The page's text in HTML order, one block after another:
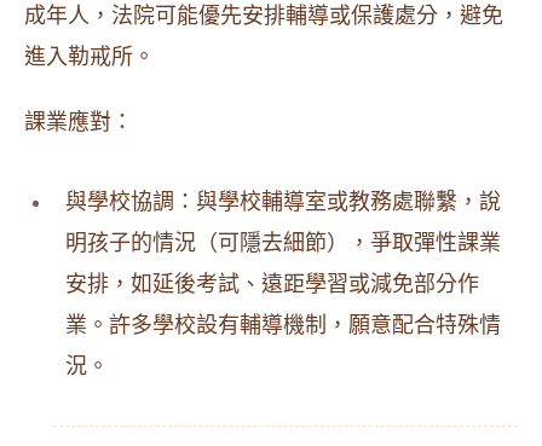
成年人，法院可能優先安排輔導或保護處分，避免
進入勒戒所。
課業應對：
與學校協調：與學校輔導室或教務處聯繫，說
明孩子的情況（可隱去細節），爭取彈性課業
安排，如延後考試、遠距學習或減免部分作
業。許多學校設有輔導機制，願意配合特殊情
況。